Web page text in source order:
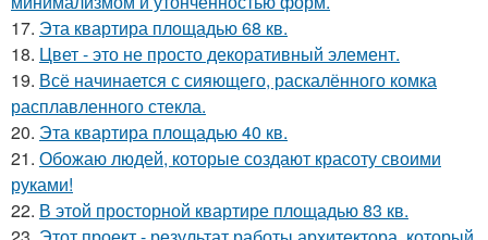
17. Эта квартира площадью 68 кв.
18. Цвет - это не просто декоративный элемент.
19. Всё начинается с сияющего, раскалённого комка
расплавленного стекла.
20. Эта квартира площадью 40 кв.
21. Обожаю людей, которые создают красоту своими
руками!
22. В этой просторной квартире площадью 83 кв.